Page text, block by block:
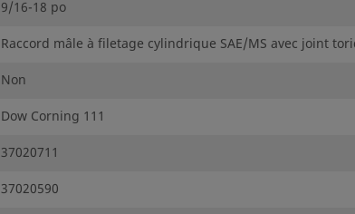
9/16-18 po
Raccord mâle à filetage cylindrique SAE/MS avec joint
Non
Dow Corning 111
37020711
37020590